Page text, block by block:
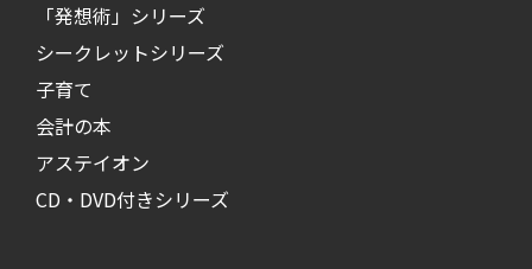
「発想術」シリーズ
シークレットシリーズ
子育て
会計の本
アステイオン
CD・DVD付きシリーズ